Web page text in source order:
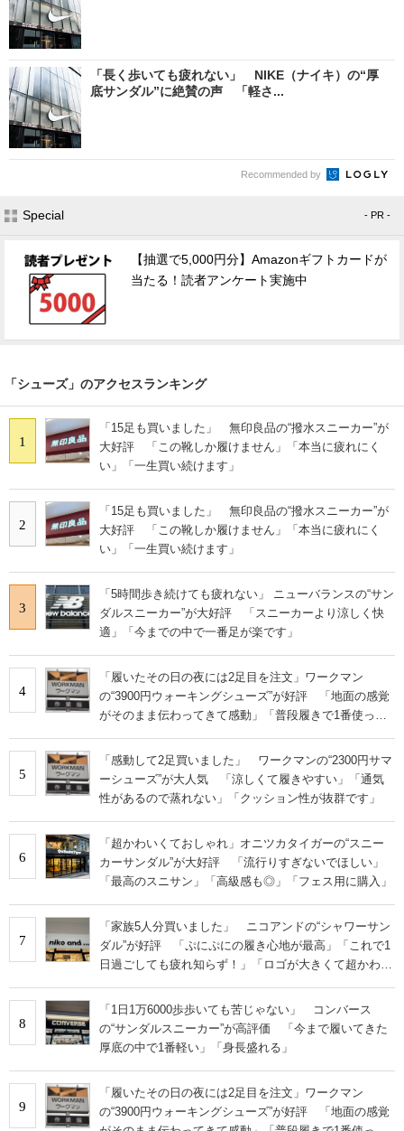
「長く歩いても疲れない」 NIKE（ナイキ）の“厚
底サンダル”に絶賛の声 「軽さ...
Recommended by
Special - PR -
【抽選で5,000円分】Amazonギフトカードが
当たる！読者アンケート実施中
「シューズ」のアクセスランキング
1
「15足も買いました」 無印良品の“撥水スニーカー”が
大好評 「この靴しか履けません」「本当に疲れにく
い」「一生買い続けます」
2
「15足も買いました」 無印良品の“撥水スニーカー”が
大好評 「この靴しか履けません」「本当に疲れにく
い」「一生買い続けます」
3
「5時間歩き続けても疲れない」 ニューバランスの“サン
ダルスニーカー”が大好評 「スニーカーより涼しく快
適」「今までの中で一番足が楽です」
4
「履いたその日の夜には2足目を注文」ワークマン
の“3900円ウォーキングシューズ”が好評 「地面の感覚
がそのまま伝わってきて感動」「普段履きで1番使って
5
「感動して2足買いました」 ワークマンの“2300円サマ
ーシューズ”が大人気 「涼しくて履きやすい」「通気
性があるので蒸れない」「クッション性が抜群です」
6
「超かわいくておしゃれ」オニツカタイガーの“スニー
カーサンダル”が大好評 「流行りすぎないでほしい」
「最高のスニサン」「高級感も◎」「フェス用に購入」
7
「家族5人分買いました」 ニコアンドの“シャワーサン
ダル”が好評 「ぷにぷにの履き心地が最高」「これで1
日過ごしても疲れ知らず！」「ロゴが大きくて超かわい
8
「1日1万6000歩歩いても苦じゃない」 コンバース
の“サンダルスニーカー”が高評価 「今まで履いてきた
厚底の中で1番軽い」「身長盛れる」
9
「履いたその日の夜には2足目を注文」ワークマン
の“3900円ウォーキングシューズ”が好評 「地面の感覚